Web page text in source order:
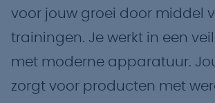
voor jouw groei door middel
trainingen. Je werkt in een
met moderne apparatuur.
zorgt voor producten met